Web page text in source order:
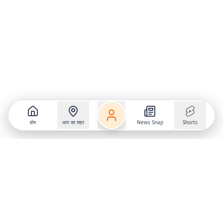
होम आप का शहर News Snap Shorts